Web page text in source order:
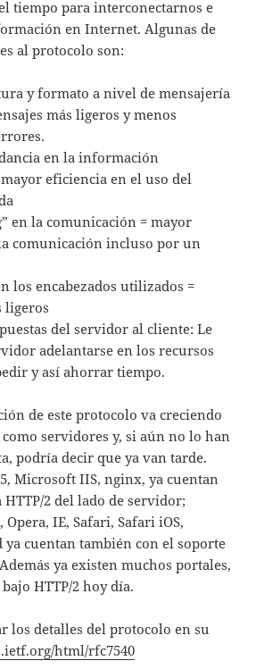
tiempo para interconectarnos e
en Internet. Algunas de
al protocolo son:
y formato a nivel de mensajería
más ligeros y menos
en la información
eficiencia en el uso del
en la comunicación = mayor
comunicación incluso por un
los encabezados utilizados =
ligeros
del servidor al cliente: Le
adelantarse en los recursos
y así ahorrar tiempo.
de este protocolo va creciendo
servidores y, si aún no lo han
podría decir que ya van tarde.
Microsoft IIS, nginx, ya cuentan
2 del lado de servidor;
IE, Safari, Safari iOS,
cuentan también con el soporte
ya existen muchos portales,
HTTP/2 hoy día.
los detalles del protocolo en su
html/rfc7540